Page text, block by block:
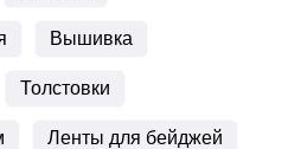
Вышивка
Толстовки
Ленты для бейджей